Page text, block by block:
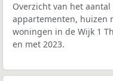
Overzicht van het
appartementen, huizen
woningen in de Wijk 1
en met 2023.